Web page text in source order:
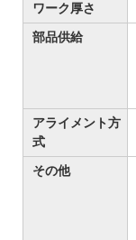
ワーク厚さ
部品供給
アライメント方
式
その他